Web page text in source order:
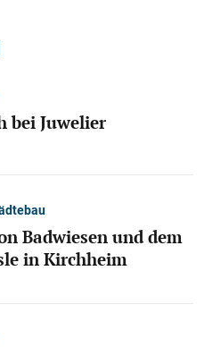
bei Juwelier
Badwiesen und dem
in Kirchheim